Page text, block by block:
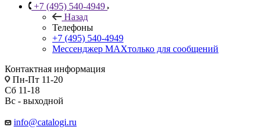
+7 (495) 540-4949
Назад
Телефоны
+7 (495) 540-4949
Мессенджер МАХтолько для сообщений
Контактная информация
Пн-Пт 11-20
Сб 11-18
Вс - выходной
info@catalogi.ru